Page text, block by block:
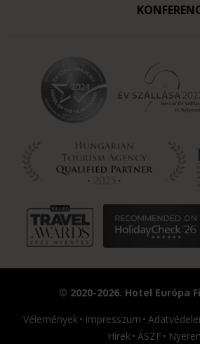
© 2020-2026. Hotel Európa
Vélemények
Impresszum
Hírek ÁSZF